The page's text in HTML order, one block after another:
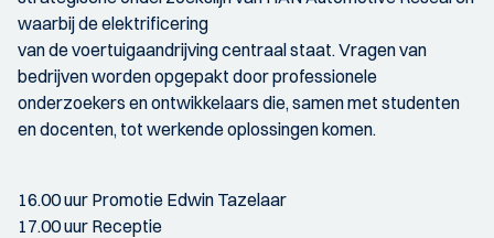
waarbij de elektrificering
van de voertuigaandrijving centraal staat. Vragen van
bedrijven worden opgepakt door professionele
onderzoekers en ontwikkelaars die, samen met studenten
en docenten, tot werkende oplossingen komen.
16.00 uur Promotie Edwin Tazelaar
17.00 uur Receptie